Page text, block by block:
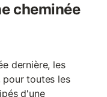
cheminée
dernière, les
pour toutes les
d'une